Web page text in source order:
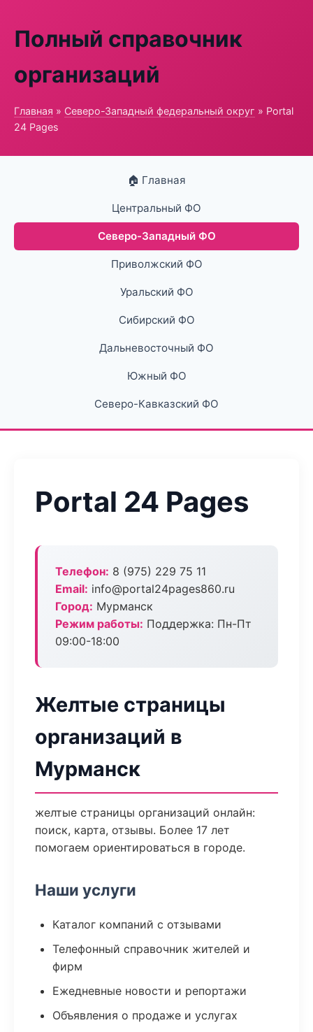
Полный справочник
организаций
Главная » Северо-Западный федеральный округ » Portal
24 Pages
🏠 Главная
Центральный ФО
Северо-Западный ФО
Приволжский ФО
Уральский ФО
Сибирский ФО
Дальневосточный ФО
Южный ФО
Северо-Кавказский ФО
Portal 24 Pages
Телефон: 8 (975) 229 75 11
Email: info@portal24pages860.ru
Город: Мурманск
Режим работы: Поддержка: Пн-Пт
09:00-18:00
Желтые страницы
организаций в
Мурманск
желтые страницы организаций онлайн:
поиск, карта, отзывы. Более 17 лет
помогаем ориентироваться в городе.
Наши услуги
Каталог компаний с отзывами
Телефонный справочник жителей и
фирм
Ежедневные новости и репортажи
Объявления о продаже и услугах